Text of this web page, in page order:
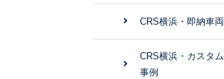
CRS横浜・即納車両
CRS横浜・カスタム
事例